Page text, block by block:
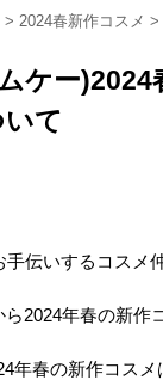
> 2024春新作コスメ >
ケー
て
手伝いするコスメ
2024年春の新作
年春の新作コス